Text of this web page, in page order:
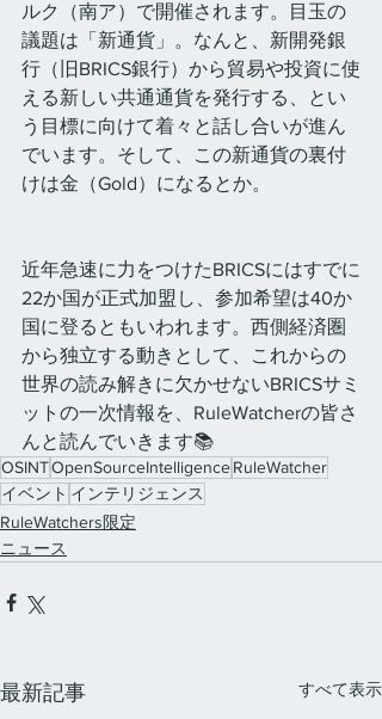
ルク（南ア）で開催されます。目玉の
議題は「新通貨」。なんと、新開発銀
行（旧BRICS銀行）から貿易や投資に使
える新しい共通通貨を発行する、とい
う目標に向けて着々と話し合いが進ん
でいます。そして、この新通貨の裏付
けは金（Gold）になるとか。
近年急速に力をつけたBRICSにはすでに
22か国が正式加盟し、参加希望は40か
国に登るともいわれます。西側経済圏
から独立する動きとして、これからの
世界の読み解きに欠かせないBRICSサミ
ットの一次情報を、RuleWatcherの皆さ
んと読んでいきます📚
OSINTOpenSourceIntelligenceRuleWatcher
イベント インテリジェンス
RuleWatchers限定
ニュース
最新記事 すべて表示